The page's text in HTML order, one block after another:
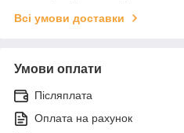
Всі умови доставки
Умови оплати
Післяплата
Оплата на рахунок